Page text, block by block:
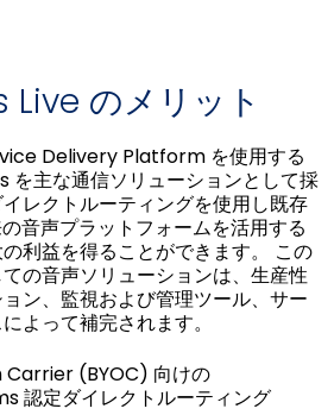
のメリット
Delivery Platform を使用する
主な通信ソリューションとして採
レクトルーティングを使用し既存
音声プラットフォームを活用する
利益を得ることができます。 この
の音声ソリューションは、生産性
ン、監視および管理ツール、サー
よって補完されます。
Carrier (BYOC) 向けの
認定ダイレクトルーティング